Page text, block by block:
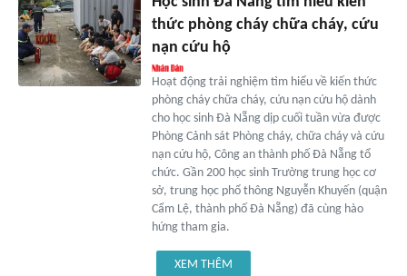
thức phòng cháy chữa cháy, cứu
nạn cứu hộ
Hoạt động trải nghiệm tìm hiểu về kiến thức
phòng cháy chữa cháy, cứu nạn cứu hộ dành
cho học sinh Đà Nẵng dịp cuối tuần vừa được
Phòng Cảnh sát Phòng cháy, chữa cháy và cứu
nạn cứu hộ, Công an thành phố Đà Nẵng tổ
chức. Gần 200 học sinh Trường trung học cơ
sở, trung học phổ thông Nguyễn Khuyến (quận
Cẩm Lệ, thành phố Đà Nẵng) đã cùng hào
hứng tham gia.
XEM THÊM